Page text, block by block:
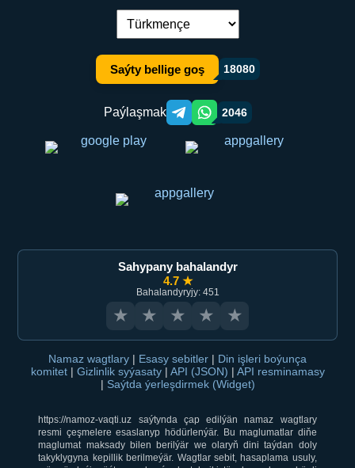
Dil çalşyryş:
Saýty bellige goş 18080
Paýlaşmak Telegram orqali ulashish
WhatsApp orqali ulashish
2046
Sahypany bahalandyr
4.7 ★
Bahalandyryjy: 451
★ ★ ★ ★ ★
Namaz wagtlary | Esasy sebitler | Din işleri boýunça
komitet | Gizlinlik syýasaty | API (JSON) | API resminamasy
| Saýtda ýerleşdirmek (Widget)
https://namoz-vaqti.uz saýtynda çap edilýän namaz wagtlary
resmi çeşmelere esaslanyp hödürlenýär. Bu maglumatlar diňe
maglumat maksady bilen berilýär we olaryň dini taýdan doly
takyklygyna kepillik berilmeýär. Wagtlar sebit, hasaplama usuly,